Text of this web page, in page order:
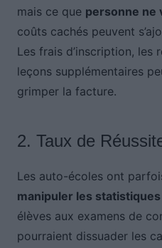
mais ce que personne ne
coûts cachés peuvent
Les frais d’inscription, les
leçons supplémentaires
grimper la facture.
2. Taux de
Les auto-écoles ont
manipuler les
élèves aux examens de
pourraient dissuader les